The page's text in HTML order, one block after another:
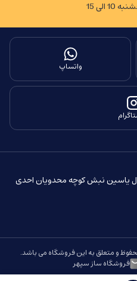
واتساپ
آل یاسین نبش کوچه محدویان احدی
و متعلق به این فروشگاه می باشد.
فروشگاه ساز سپهر